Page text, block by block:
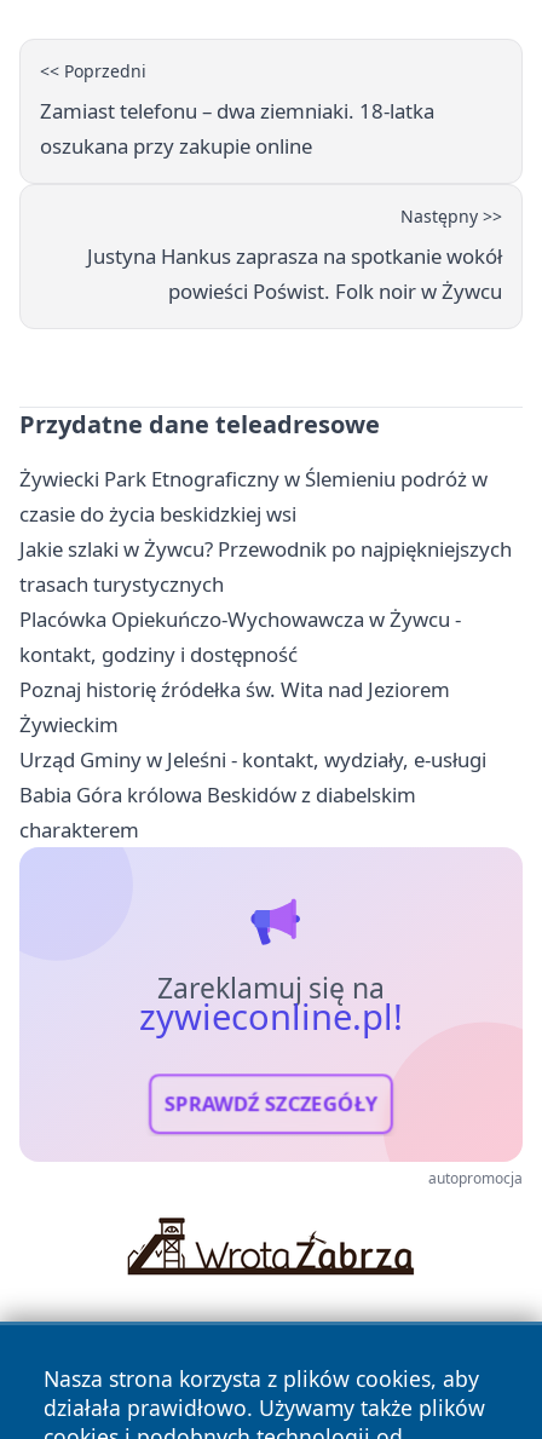
<< Poprzedni
Zamiast telefonu – dwa ziemniaki. 18-latka
oszukana przy zakupie online
Następny >>
Justyna Hankus zaprasza na spotkanie wokół
powieści Poświst. Folk noir w Żywcu
Przydatne dane teleadresowe
Żywiecki Park Etnograficzny w Ślemieniu podróż w
czasie do życia beskidzkiej wsi
Jakie szlaki w Żywcu? Przewodnik po najpiękniejszych
trasach turystycznych
Placówka Opiekuńczo-Wychowawcza w Żywcu -
kontakt, godziny i dostępność
Poznaj historię źródełka św. Wita nad Jeziorem
Żywieckim
Urząd Gminy w Jeleśni - kontakt, wydziały, e-usługi
Babia Góra królowa Beskidów z diabelskim
charakterem
Zareklamuj się na
zywieconline.pl!
SPRAWDŹ SZCZEGÓŁY
autopromocja
Nasza strona korzysta z plików cookies, aby
działała prawidłowo. Używamy także plików